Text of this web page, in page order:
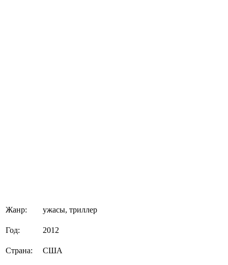
Жанр: ужасы, триллер
Год: 2012
Страна: США